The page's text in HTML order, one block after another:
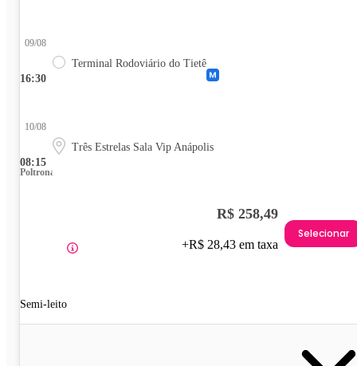
16:30
09/08
Terminal Rodoviário do Tietê
08:15
10/08
Três Estrelas Sala Vip Anápolis
Poltrona
Semi-leito
R$ 258,49
+R$ 28,43 em taxa
Selecionar